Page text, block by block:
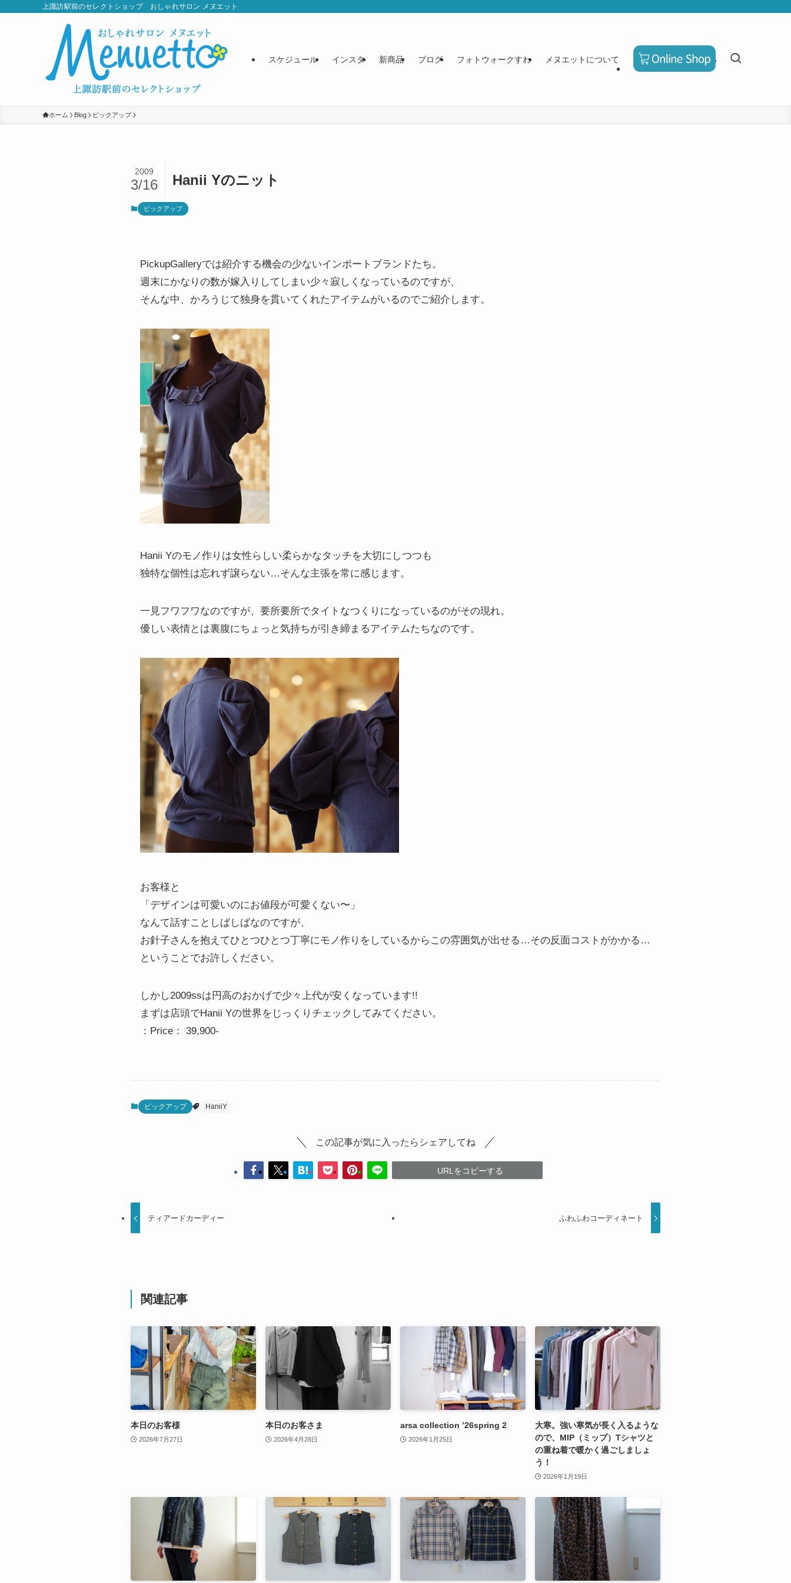
上諏訪駅前のセレクトショップ おしゃれサロン メヌエット
スケジュール インスタ 新商品 ブログ フォトウォークすわ メヌエットについて
ホーム Blog ピックアップ
Hanii Yのニット
2009
3/16
ピックアップ
PickupGalleryでは紹介する機会の少ないインポートブランドたち。
週末にかなりの数が嫁入りしてしまい少々寂しくなっているのですが、
そんな中、かろうじて独身を貫いてくれたアイテムがいるのでご紹介します。
Hanii Yのモノ作りは女性らしい柔らかなタッチを大切にしつつも
独特な個性は忘れず譲らない…そんな主張を常に感じます。
一見フワフワなのですが、要所要所でタイトなつくりになっているのがその現れ。
優しい表情とは裏腹にちょっと気持ちが引き締まるアイテムたちなのです。
お客様と
「デザインは可愛いのにお値段が可愛くない〜」
なんて話すことしばしばなのですが、
お針子さんを抱えてひとつひとつ丁寧にモノ作りをしているからこの雰囲気が出せる…その反面コストがかかる…
ということでお許しください。
しかし2009ssは円高のおかげで少々上代が安くなっています!!
まずは店頭でHanii Yの世界をじっくりチェックしてみてください。
：Price： 39,900-
ピックアップ HaniiY
この記事が気に入ったらシェアしてね
URLをコピーする
ティアードカーディー ふわふわコーディネート
関連記事
本日のお客様
2026年7月27日
本日のお客さま
2026年4月28日
arsa collection ’26spring 2
2026年1月25日
大寒。強い寒気が長く入るような
ので、MIP（ミップ）Tシャツと
の重ね着で暖かく過ごしましょ
う！
2026年1月19日